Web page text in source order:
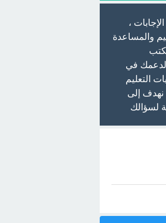
،
والمساعدة
لدعمك في
التعليم
نهدف إلى
لسؤالك